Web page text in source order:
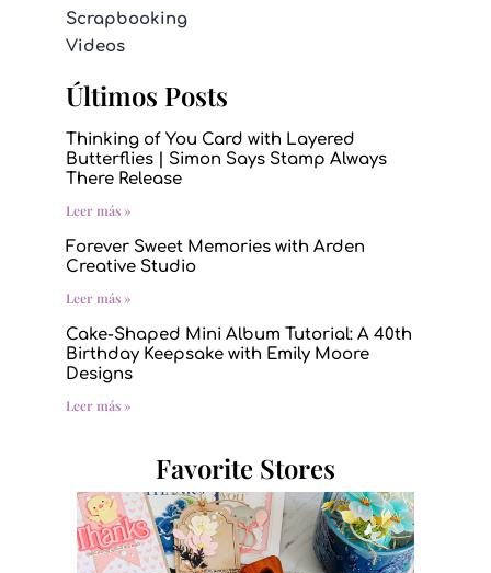
Scrapbooking
Videos
Últimos Posts
Thinking of You Card with Layered
Butterflies | Simon Says Stamp Always
There Release
Leer más »
Forever Sweet Memories with Arden
Creative Studio
Leer más »
Cake-Shaped Mini Album Tutorial: A 40th
Birthday Keepsake with Emily Moore
Designs
Leer más »
Favorite Stores